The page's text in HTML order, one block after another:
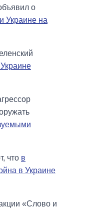
о
Украине на
что в
в Украине
«Слово и